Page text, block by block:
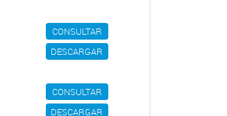
CONSULTAR
DESCARGAR
CONSULTAR
DESCARGAR